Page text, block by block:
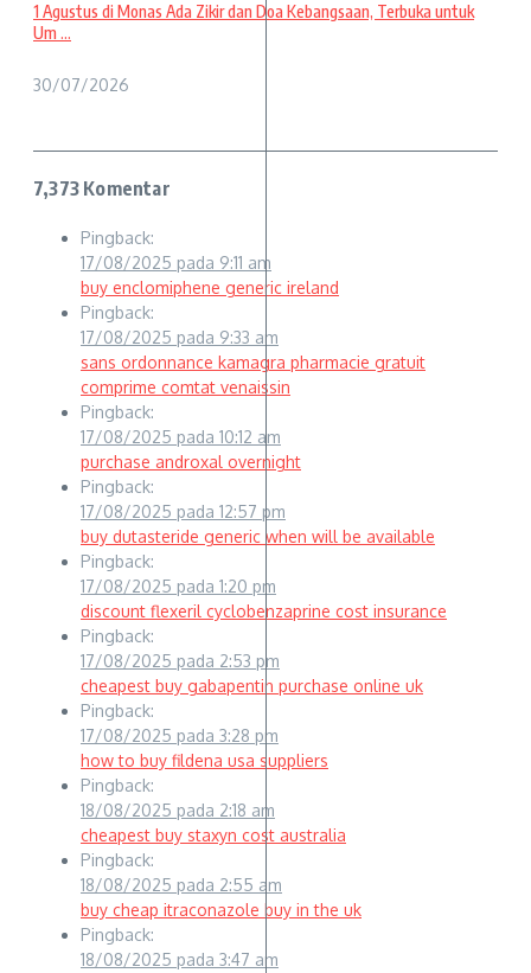
1 Agustus di Monas Ada Zikir dan Doa Kebangsaan, Terbuka untuk
Um ...
30/07/2026
7,373 Komentar
Pingback:
17/08/2025 pada 9:11 am
buy enclomiphene generic ireland
Pingback:
17/08/2025 pada 9:33 am
sans ordonnance kamagra pharmacie gratuit
comprime comtat venaissin
Pingback:
17/08/2025 pada 10:12 am
purchase androxal overnight
Pingback:
17/08/2025 pada 12:57 pm
buy dutasteride generic when will be available
Pingback:
17/08/2025 pada 1:20 pm
discount flexeril cyclobenzaprine cost insurance
Pingback:
17/08/2025 pada 2:53 pm
cheapest buy gabapentin purchase online uk
Pingback:
17/08/2025 pada 3:28 pm
how to buy fildena usa suppliers
Pingback:
18/08/2025 pada 2:18 am
cheapest buy staxyn cost australia
Pingback:
18/08/2025 pada 2:55 am
buy cheap itraconazole buy in the uk
Pingback:
18/08/2025 pada 3:47 am